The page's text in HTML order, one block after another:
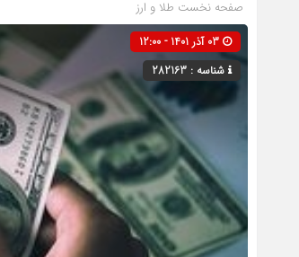
صفحه نخست طلا و ارز
شناسه : 282163